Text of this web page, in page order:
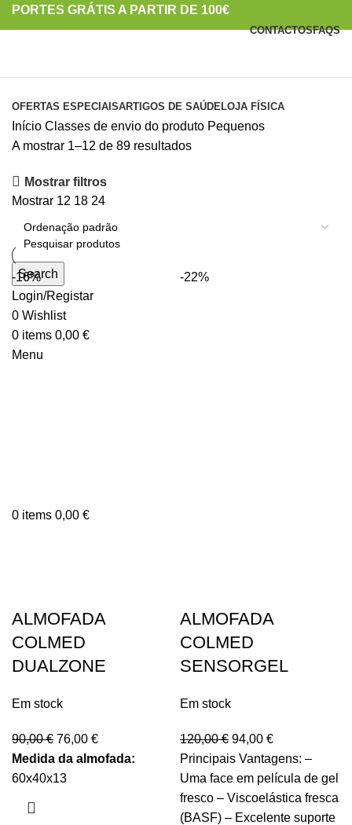
PORTES GRÁTIS A PARTIR DE 100€
CONTACTOSFAQS
Search
Login/Registar
0 Wishlist
0 items 0,00 €
Menu
0 items 0,00 €
OFERTAS ESPECIAISARTIGOS DE SAÚDELOJA FÍSICA
Início Classes de envio do produto Pequenos
A mostrar 1–12 de 89 resultados
Mostrar filtros
Mostrar 12 18 24
-16%
ALMOFADA
COLMED
DUALZONE
Em stock
90,00€ 76,00 €
Medida da almofada:
60x40x13
-22%
ALMOFADA
COLMED
SENSORGEL
Em stock
120,00€ 94,00 €
Principais Vantagens: –
Uma face em película de gel
fresco – Viscoelástica fresca
(BASF) – Excelente suporte